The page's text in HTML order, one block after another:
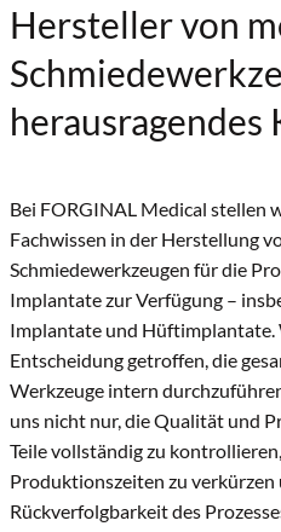
Hersteller von
herausragendes
Bei FORGINAL Medical stellen
Fachwissen in der Herstellung
Schmiedewerkzeugen für die
Implantate zur Verfügung –
Implantate und Hüftimplantate.
Entscheidung getroffen, die
Werkzeuge intern
uns nicht nur, die Qualität und
Teile vollständig zu
Produktionszeiten zu verkürzen
Rückverfolgbarkeit des